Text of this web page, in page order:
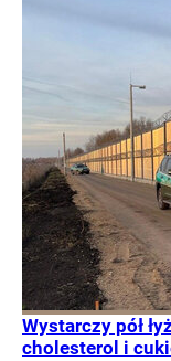
Wystarczy pół
cholesterol i